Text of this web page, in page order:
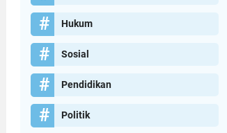
Hukum
Sosial
Pendidikan
Politik